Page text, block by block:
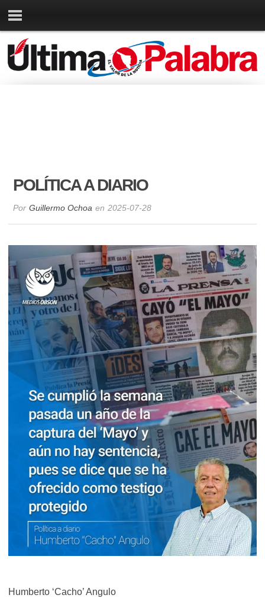
POLÍTICA A DIARIO
Por Guillermo Ochoa en 2025-07-28
Humberto ‘Cacho’ Angulo